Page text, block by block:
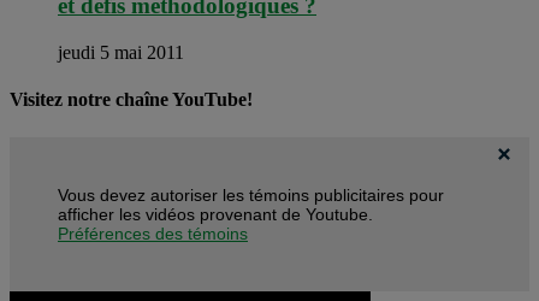
et défis méthodologiques ?
jeudi 5 mai 2011
Visitez notre chaîne YouTube!
Vous devez autoriser les témoins publicitaires pour
afficher les vidéos provenant de Youtube.
Préférences des témoins